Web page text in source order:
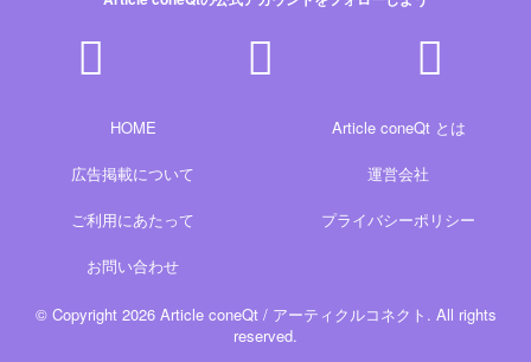
HOME Article coneQt とは
広告掲載について 運営会社
ご利用にあたって プライバシーポリシー
お問い合わせ
© Copyright 2026 Article coneQt / アーティクルコネクト. All rights
reserved.